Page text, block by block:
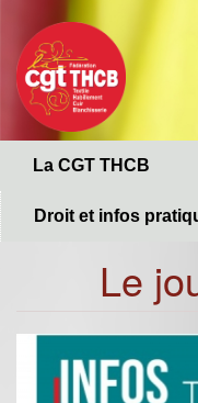
contenu
principal
La CGT THCB
Droit et infos
Le